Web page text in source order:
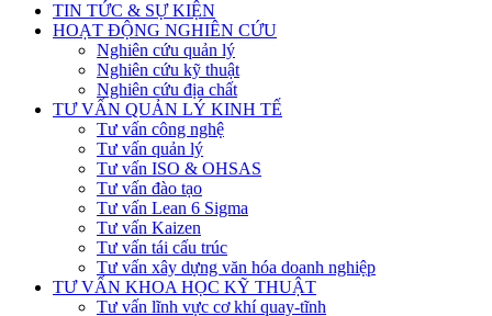
TIN TỨC & SỰ KIỆN
HOẠT ĐỘNG NGHIÊN CỨU
Nghiên cứu quản lý
Nghiên cứu kỹ thuật
Nghiên cứu địa chất
TƯ VẤN QUẢN LÝ KINH TẾ
Tư vấn công nghệ
Tư vấn quản lý
Tư vấn ISO & OHSAS
Tư vấn đào tạo
Tư vấn Lean 6 Sigma
Tư vấn Kaizen
Tư vấn tái cấu trúc
Tư vấn xây dựng văn hóa doanh nghiệp
TƯ VẤN KHOA HỌC KỸ THUẬT
Tư vấn lĩnh vực cơ khí quay-tĩnh